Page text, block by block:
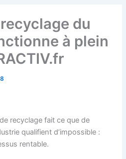
du
à plein
recyclage fait ce que de
qualifient d’impossible :
rentable.